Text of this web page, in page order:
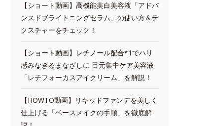
【ショート動画】高機能美白美容液「アドバ
ンスドブライトニングセラム」の使い方＆テ
クスチャーをチェック！
【ショート動画】レチノール配合*1でハリ
感みなぎるまなざしに 目元集中ケア美容液
「レチフォーカスアイクリーム」を解説！
【HOWTO動画】リキッドファンデを美しく
仕上げる「ベースメイクの手順」を徹底解